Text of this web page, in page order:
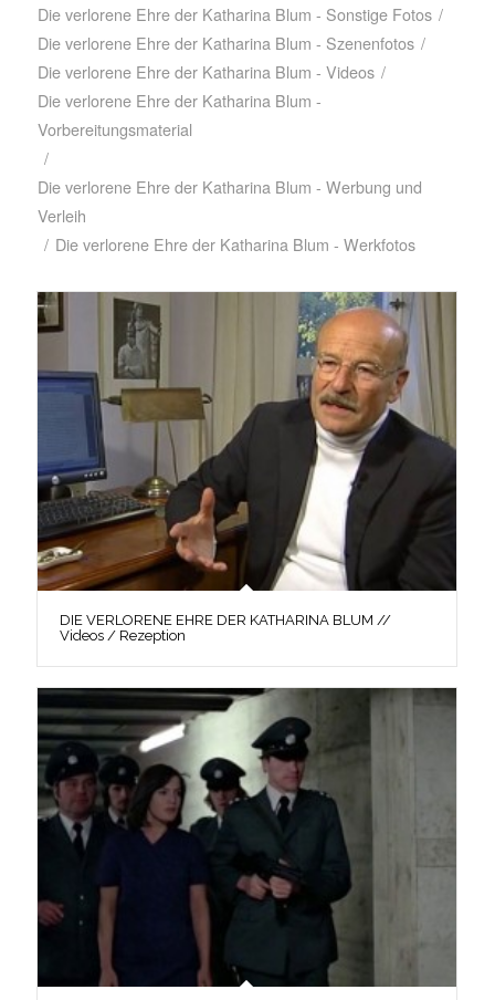
Die verlorene Ehre der Katharina Blum - Sonstige Fotos /
Die verlorene Ehre der Katharina Blum - Szenenfotos /
Die verlorene Ehre der Katharina Blum - Videos /
Die verlorene Ehre der Katharina Blum -
Vorbereitungsmaterial
/
Die verlorene Ehre der Katharina Blum - Werbung und
Verleih
/ Die verlorene Ehre der Katharina Blum - Werkfotos
DIE VERLORENE EHRE DER KATHARINA BLUM //
Videos / Rezeption